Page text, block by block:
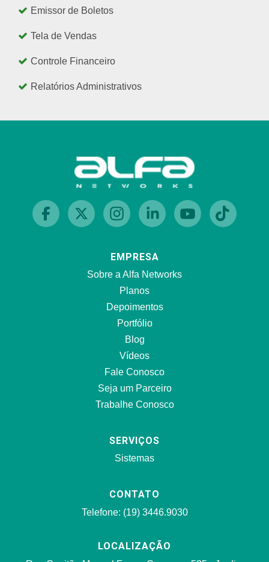
Emissor de Boletos
Tela de Vendas
Controle Financeiro
Relatórios Administrativos
EMPRESA
Sobre a Alfa Networks
Planos
Depoimentos
Portfólio
Blog
Vídeos
Fale Conosco
Seja um Parceiro
Trabalhe Conosco
SERVIÇOS
Sistemas
CONTATO
Telefone: (19) 3446.9030
LOCALIZAÇÃO